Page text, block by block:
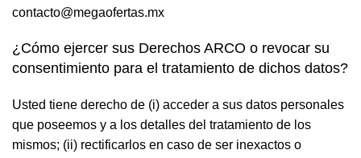
contacto@megaofertas.mx
¿Cómo ejercer sus Derechos ARCO o revocar su
consentimiento para el tratamiento de dichos datos?
Usted tiene derecho de (i) acceder a sus datos personales
que poseemos y a los detalles del tratamiento de los
mismos; (ii) rectificarlos en caso de ser inexactos o